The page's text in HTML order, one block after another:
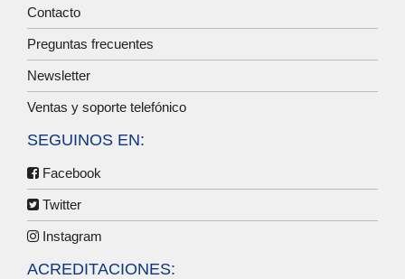
Contacto
Preguntas frecuentes
Newsletter
Ventas y soporte telefónico
SEGUINOS EN:
Facebook
Twitter
Instagram
ACREDITACIONES: